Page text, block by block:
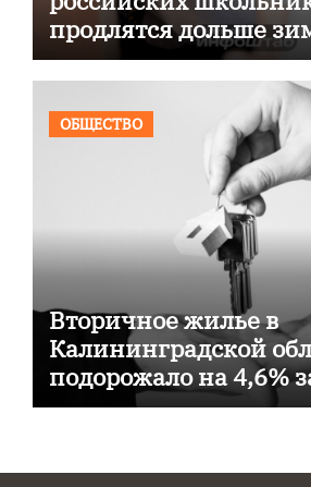
продлятся дольше
ОБЩЕСТВО
Вторичное жилье в
Калининградской
подорожало на 4,6%